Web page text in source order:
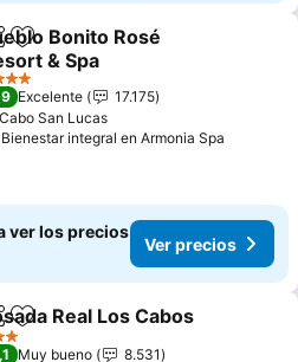
Añadir a favoritos
Bonito Rosé
& Spa
Excelente
17.175
Cabo San Lucas
Bienestar integral en Armonia Spa
ver los precios
Ver precios
Añadir a favoritos
Real Los Cabos
Muy bueno
8.531